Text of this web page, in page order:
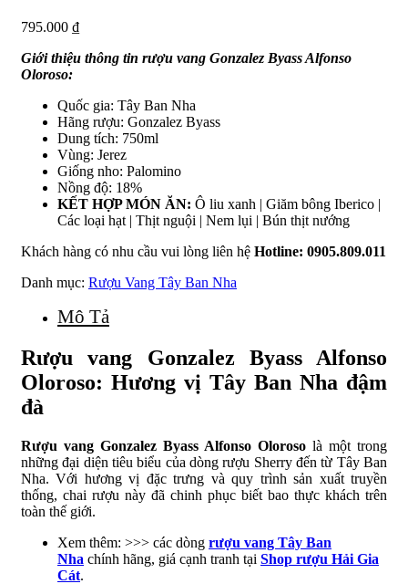
795.000 ₫
Giới thiệu thông tin rượu vang Gonzalez Byass Alfonso
Oloroso:
Quốc gia: Tây Ban Nha
Hãng rượu: Gonzalez Byass
Dung tích: 750ml
Vùng: Jerez
Giống nho: Palomino
Nồng độ: 18%
KẾT HỢP MÓN ĂN: Ô liu xanh | Giăm bông Iberico |
Các loại hạt | Thịt nguội | Nem lụi | Bún thịt nướng
Khách hàng có nhu cầu vui lòng liên hệ Hotline: 0905.809.011
Danh mục: Rượu Vang Tây Ban Nha
Mô Tả
Rượu vang Gonzalez Byass Alfonso
Oloroso: Hương vị Tây Ban Nha đậm
đà
Rượu vang Gonzalez Byass Alfonso Oloroso là một trong
những đại diện tiêu biểu của dòng rượu Sherry đến từ Tây Ban
Nha. Với hương vị đặc trưng và quy trình sản xuất truyền
thống, chai rượu này đã chinh phục biết bao thực khách trên
toàn thế giới.
Xem thêm: >>> các dòng rượu vang Tây Ban
Nha chính hãng, giá cạnh tranh tại Shop rượu Hải Gia
Cát.